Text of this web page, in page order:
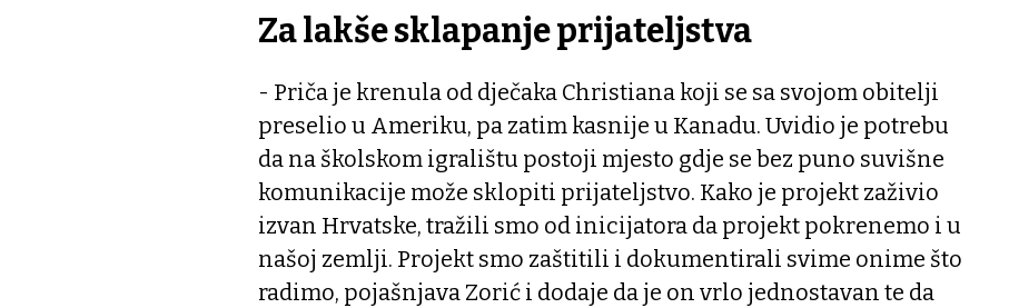
Za lakše sklapanje prijateljstva
- Priča je krenula od dječaka Christiana koji se sa svojom obitelji
preselio u Ameriku, pa zatim kasnije u Kanadu. Uvidio je potrebu
da na školskom igralištu postoji mjesto gdje se bez puno suvišne
komunikacije može sklopiti prijateljstvo. Kako je projekt zaživio
izvan Hrvatske, tražili smo od inicijatora da projekt pokrenemo i u
našoj zemlji. Projekt smo zaštitili i dokumentirali svime onime što
radimo, pojašnjava Zorić i dodaje da je on vrlo jednostavan te da